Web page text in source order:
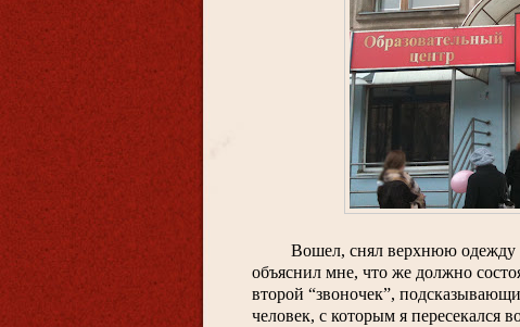
Вошел, снял верхнюю одежду
объяснил мне, что же должно
второй “звоночек”,
человек, с которым я пересекался